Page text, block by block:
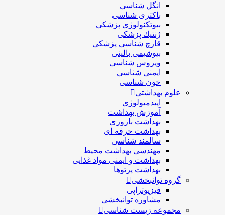
انگل شناسی
باکتری شناسی
بیوتکنولوژی پزشکی
ژنتيك پزشکی
قارچ شناسی پزشكی
بیوشیمی بالینی
ویروس شناسی
ایمنی شناسی
خون شناسی
علوم بهداشتی
اپیدمیولوژی
آموزش بهداشت
بهداشت باروری
بهداشت حرفه ای
سالمند شناسی
مهندسی بهداشت محيط
بهداشت و ایمنی مواد غذایی
بهداشت پرتوها
گروه توانبخشی
فیزیوتراپی
مشاوره توانبخشی
مجموعه زیست شناسی